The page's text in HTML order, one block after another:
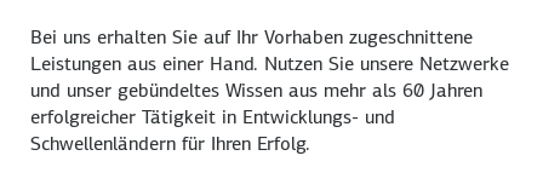
Bei uns erhalten Sie auf Ihr Vorhaben zugeschnittene
Leistungen aus einer Hand. Nutzen Sie unsere Netzwerke
und unser gebündeltes Wissen aus mehr als 60 Jahren
erfolgreicher Tätigkeit in Entwicklungs- und
Schwellenländern für Ihren Erfolg.